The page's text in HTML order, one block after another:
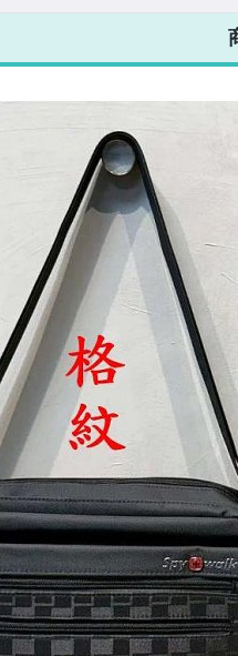
7-ELEVEN 運費
不限金額、筆